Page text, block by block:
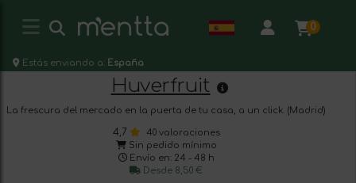
0
Estás enviando a: España
Huverfruit
La frescura del mercado en la puerta de tu casa, a un click. (Madrid)
4,7
40 valoraciones
Sin pedido mínimo
Envío en: 24 - 48 h
Desde 8,50 €